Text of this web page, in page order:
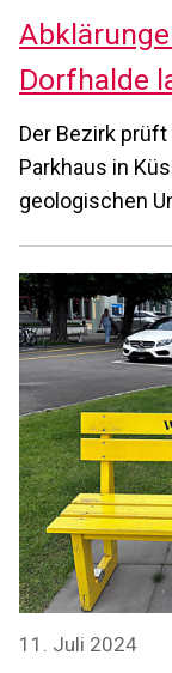
Dorfhalde
Der Bezirk
Parkhaus in
geologischen
11. Juli 2024